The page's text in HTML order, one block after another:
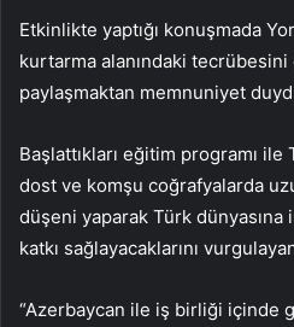
Etkinlikte yaptığı konuşmada
kurtarma alanındaki
paylaşmaktan memnuniyet
Başlattıkları eğitim programı
dost ve komşu coğrafyalarda
düşeni yaparak Türk
katkı sağlayacaklarını
“Azerbaycan ile iş birliği içinde